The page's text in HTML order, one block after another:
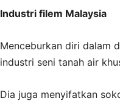
Industri filem Malaysia
Menceburkan diri dalam
industri seni tanah air
Dia juga menyifatkan